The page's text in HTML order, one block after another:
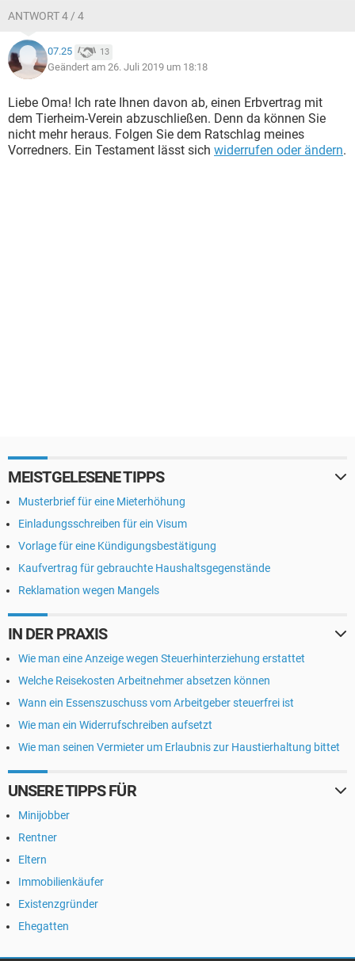
ANTWORT 4 / 4
07.25 13
Geändert am 26. Juli 2019 um 18:18
Liebe Oma! Ich rate Ihnen davon ab, einen Erbvertrag mit
dem Tierheim-Verein abzuschließen. Denn da können Sie
nicht mehr heraus. Folgen Sie dem Ratschlag meines
Vorredners. Ein Testament lässt sich widerrufen oder ändern.
MEISTGELESENE TIPPS
Musterbrief für eine Mieterhöhung
Einladungsschreiben für ein Visum
Vorlage für eine Kündigungsbestätigung
Kaufvertrag für gebrauchte Haushaltsgegenstände
Reklamation wegen Mangels
IN DER PRAXIS
Wie man eine Anzeige wegen Steuerhinterziehung erstattet
Welche Reisekosten Arbeitnehmer absetzen können
Wann ein Essenszuschuss vom Arbeitgeber steuerfrei ist
Wie man ein Widerrufschreiben aufsetzt
Wie man seinen Vermieter um Erlaubnis zur Haustierhaltung bittet
UNSERE TIPPS FÜR
Minijobber
Rentner
Eltern
Immobilienkäufer
Existenzgründer
Ehegatten